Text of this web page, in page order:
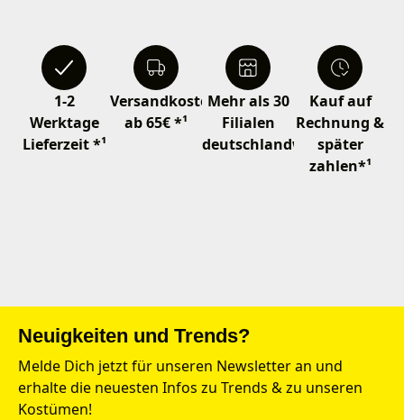
1-2
Werktage
Lieferzeit *¹
Versandkostenfrei
ab 65€ *¹
Mehr als 30
Filialen
deutschlandweit
Kauf auf
Rechnung &
später
zahlen*¹
Neuigkeiten und Trends?
Melde Dich jetzt für unseren Newsletter an und
erhalte die neuesten Infos zu Trends & zu unseren
Kostümen!